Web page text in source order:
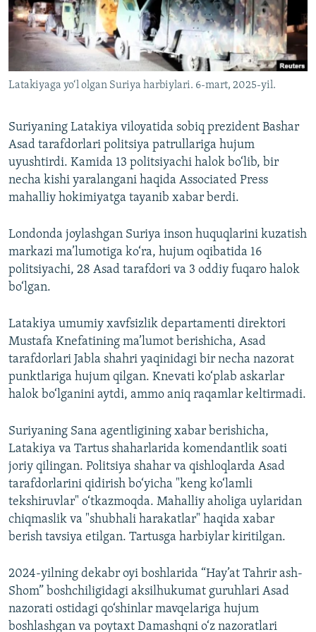
Latakiyaga yo‘l olgan Suriya harbiylari. 6-mart, 2025-yil.
Suriyaning Latakiya viloyatida sobiq prezident Bashar
Asad tarafdorlari politsiya patrullariga hujum
uyushtirdi. Kamida 13 politsiyachi halok bo‘lib, bir
necha kishi yaralangani haqida Associated Press
mahalliy hokimiyatga tayanib xabar berdi.
Londonda joylashgan Suriya inson huquqlarini kuzatish
markazi ma’lumotiga ko‘ra, hujum oqibatida 16
politsiyachi, 28 Asad tarafdori va 3 oddiy fuqaro halok
bo‘lgan.
Latakiya umumiy xavfsizlik departamenti direktori
Mustafa Knefatining ma’lumot berishicha, Asad
tarafdorlari Jabla shahri yaqinidagi bir necha nazorat
punktlariga hujum qilgan. Knevati ko‘plab askarlar
halok bo‘lganini aytdi, ammo aniq raqamlar keltirmadi.
Suriyaning Sana agentligining xabar berishicha,
Latakiya va Tartus shaharlarida komendantlik soati
joriy qilingan. Politsiya shahar va qishloqlarda Asad
tarafdorlarini qidirish bo‘yicha "keng ko‘lamli
tekshiruvlar" o‘tkazmoqda. Mahalliy aholiga uylaridan
chiqmaslik va "shubhali harakatlar" haqida xabar
berish tavsiya etilgan. Tartusga harbiylar kiritilgan.
2024-yilning dekabr oyi boshlarida “Hay’at Tahrir ash-
Shom” boshchiligidagi aksilhukumat guruhlari Asad
nazorati ostidagi qo‘shinlar mavqelariga hujum
boshlashgan va poytaxt Damashqni o‘z nazoratlari